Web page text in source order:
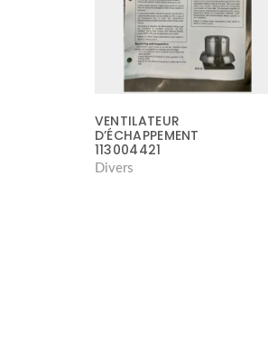
VENTILATEUR
D’ÉCHAPPEMENT
113004421
Divers